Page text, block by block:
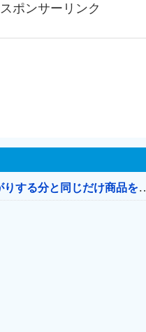
スポンサーリンク
【消費税率1％】 「下げるのが筋なんですけど…」消費